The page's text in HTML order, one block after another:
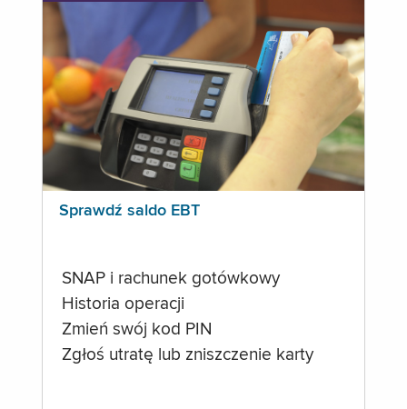
Sprawdź saldo EBT
SNAP i rachunek gotówkowy
Historia operacji
Zmień swój kod PIN
Zgłoś utratę lub zniszczenie karty